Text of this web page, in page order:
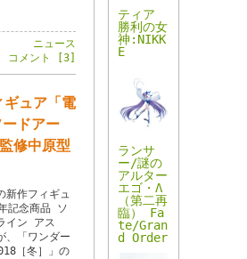
ニュース
コメント [3]
ギュア「電
ドアー
修中原型
新作フィギュ
記念商品 ソ
イン アス
、「ワンダー
［冬］」の
ティア
勝利の女
神:NIKK
E
ランサ
ー/謎の
アルター
エゴ・Λ
（第二再
臨） Fa
te/Gran
d Order